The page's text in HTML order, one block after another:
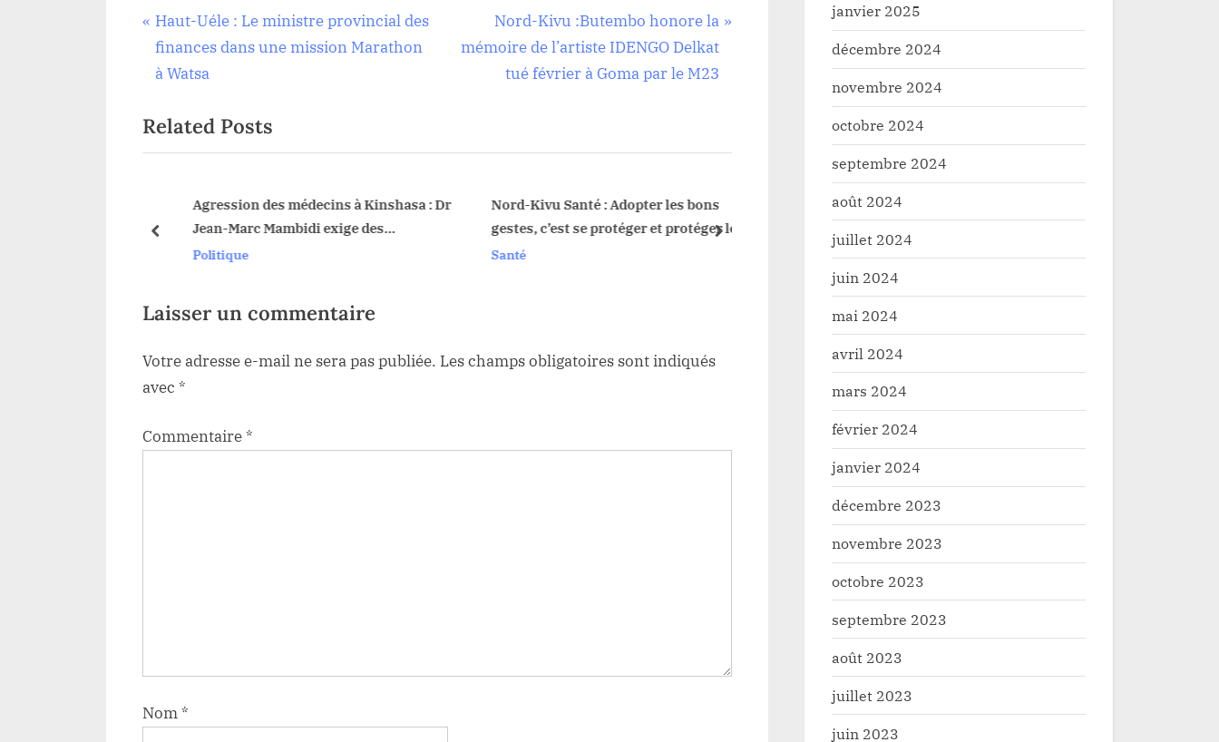
Santé
Navigation
de
l’article
P
r
e
i
o
P
t
Haut-Uéle : Le ministre provincial des
finances dans une mission Marathon
à Watsa
N
e
o
t
:
Nord-Kivu :Butembo honore la
mémoire de l’artiste IDENGO Delkat
tué février à Goma par le M23
Related Posts
Agression des médecins à Kinshasa : Dr
Jean-Marc Mambidi exige des
poursuites judiciaires
Politique
Nord-Kivu Santé : Adopter les bons
gestes, c’est se protéger et protéger les
autres (Teddy Kataliko)
Santé
Haut-Uele/santé : des
campagne de distribution des
moustiquaires en zone de
santé de Watsa
Santé Santé
prev next
Laisser un commentaire
Votre adresse e-mail ne sera pas publiée. Les champs obligatoires sont indiqués
avec *
Commentaire*
Nom*
janvier 2025
décembre 2024
novembre 2024
octobre 2024
septembre 2024
août 2024
juillet 2024
juin 2024
mai 2024
avril 2024
mars 2024
février 2024
janvier 2024
décembre 2023
novembre 2023
octobre 2023
septembre 2023
août 2023
juillet 2023
juin 2023